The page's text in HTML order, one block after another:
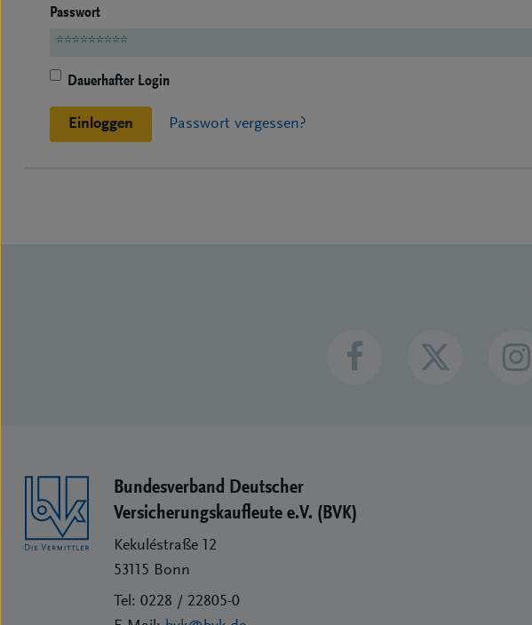
Passwort
Dauerhafter Login
Einloggen Passwort vergessen?
Bundesverband Deutscher
Versicherungs­kaufleute e.V. (BVK)
Kekuléstraße 12
53115 Bonn
Tel: 0228 / 22805-0